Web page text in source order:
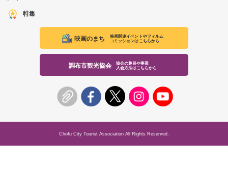
特集
映画のまち
映画関連イベントやフィルム
コミッションはこちらから
調布市観光協会
協会の趣旨や事業
入会方法はこちらから
Chofu City Tourist Association All Rights Reserved.